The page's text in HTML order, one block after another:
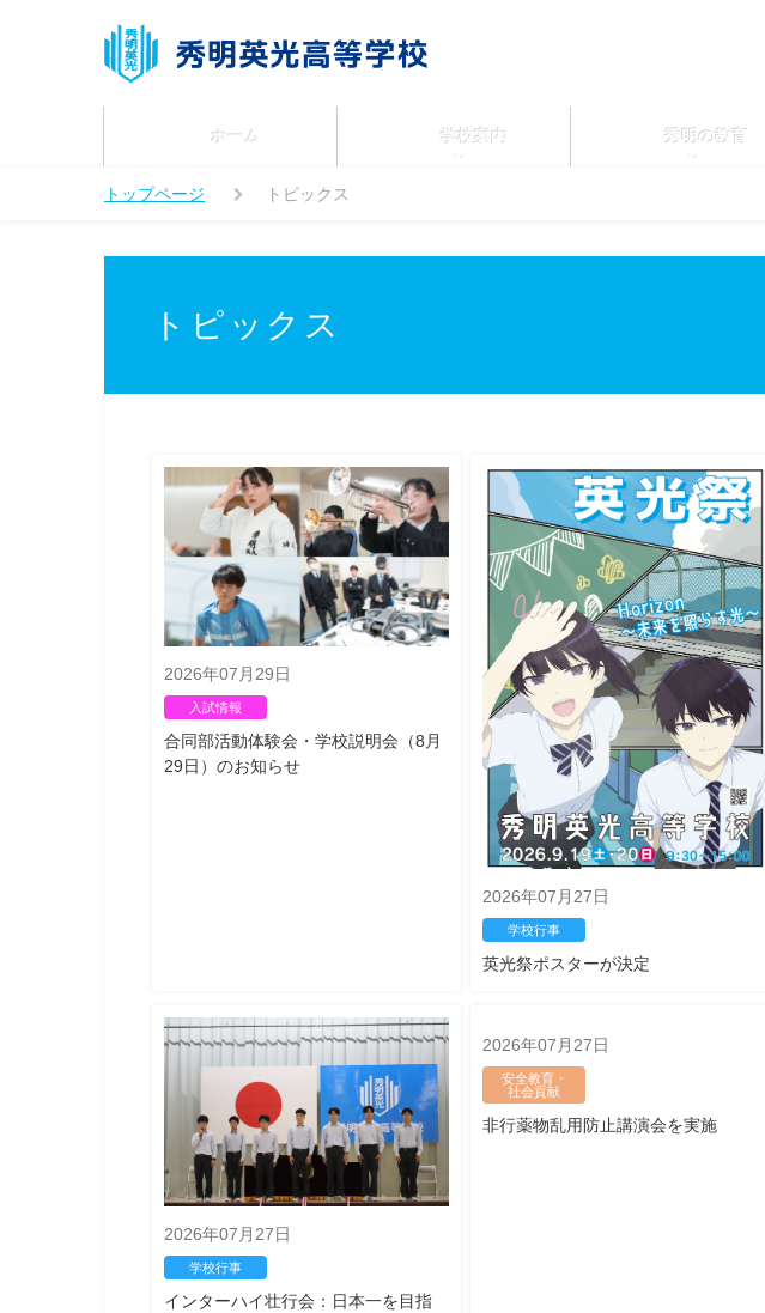
ホーム 学校案内 秀明の教育
トップページ トピックス
トピックス
2026年07月29日
入試情報
合同部活動体験会・学校説明会（8月
29日）のお知らせ
2026年07月27日
学校行事
英光祭ポスターが決定
2026年07月27日
学校行事
インターハイ壮行会：日本一を目指
2026年07月27日
安全教育・
社会貢献
非行薬物乱用防止講演会を実施